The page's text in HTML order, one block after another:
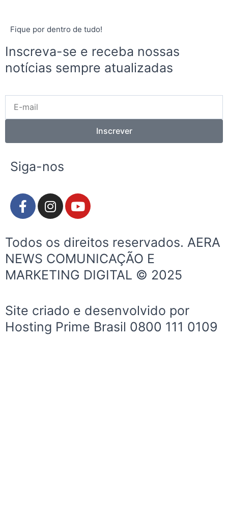
Fique por dentro de tudo!
Inscreva-se e receba nossas
notícias sempre atualizadas
mail
Inscrever
Siga-nos
F
a
e
b
o
o
f
I
n
t
a
g
r
Y
o
t
u
b
e
Todos os direitos reservados. AERA
NEWS COMUNICAÇÃO E
MARKETING DIGITAL © 2025
Site criado e desenvolvido por
Hosting Prime Brasil 0800 111 0109